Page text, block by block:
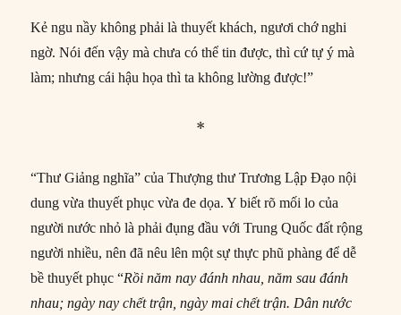
Kẻ ngu nầy không phải là thuyết khách, ngươi chớ nghi
ngờ. Nói đến vậy mà chưa có thể tin được, thì cứ tự ý mà
làm; nhưng cái hậu họa thì ta không lường được!”
*
“Thư Giảng nghĩa” của Thượng thư Trương Lập Đạo nội
dung vừa thuyết phục vừa đe dọa. Y biết rõ mối lo của
người nước nhỏ là phải đụng đầu với Trung Quốc đất rộng
người nhiều, nên đã nêu lên một sự thực phũ phàng để dễ
bề thuyết phục “Rồi năm nay đánh nhau, năm sau đánh
nhau; ngày nay chết trận, ngày mai chết trận. Dân nước